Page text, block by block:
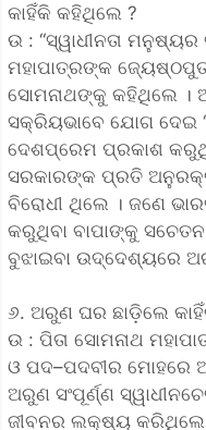
କାହିଁକି କହିଥିଲେ ?
ଉ : “ସ୍ୱାଧୀନତା
ମହାପାତ୍ରଙ୍କ
ସୋମନାଥଙ୍କୁ କହିଥିଲେ ।
ସକ୍ରିୟଭାବେ ଯୋଗ ଦେଇ
ଦେଶପ୍ରେମ ପ୍ରକାଶ
ସରକାରଙ୍କ ପ୍ରତି
ବିରୋଧୀ ଥିଲେ । ଜଣେ
କରୁଥିବା ବାପାଙ୍କୁ ସଚେତନ
ବୁଝାଇବା ଉଦ୍ଦେଶ୍ୟରେ
୬. ଅରୁଣ ଘର ଛାଡ଼ିଲେ
ଉ : ପିତା ସୋମନାଥ
ଓ ପଦ–ପଦବୀର ମୋହରେ
ଅରୁଣ ସଂପୂର୍ଣ୍ଣ
ଜୀବନର ଲକ୍ଷ୍ୟ କରିଥିଲେ